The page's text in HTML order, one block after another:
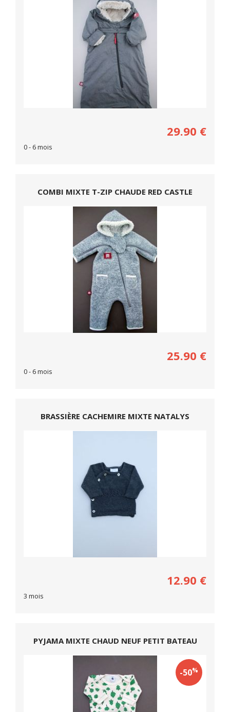
29.90 €
0 - 6 mois
COMBI MIXTE T-ZIP CHAUDE RED CASTLE
25.90 €
0 - 6 mois
BRASSIÈRE CACHEMIRE MIXTE NATALYS
12.90 €
3 mois
PYJAMA MIXTE CHAUD NEUF PETIT BATEAU
-50%